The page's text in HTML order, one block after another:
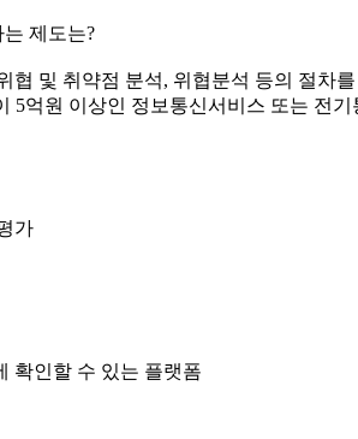
제도는?
협 및 취약점 분석, 위협분석 등의 절차
5억원 이상인 정보통신서비스 또는 전
가
확인할 수 있는 플랫폼